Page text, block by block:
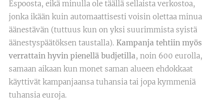
Espoosta, eikä minulla ole täällä sellaista verkostoa,
jonka ikään kuin automaattisesti voisin olettaa minua
äänestävän (tuttuus kun on yksi suurimmista syistä
äänestyspäätöksen taustalla). Kampanja tehtiin myös
verrattain hyvin pienellä budjetilla, noin 600 eurolla,
samaan aikaan kun monet saman alueen ehdokkaat
käyttivät kampanjaansa tuhansia tai jopa kymmeniä
tuhansia euroja.